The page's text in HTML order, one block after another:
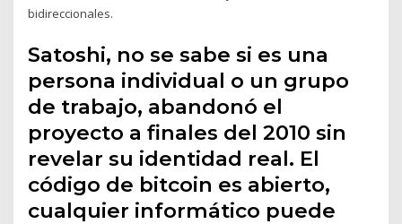
bidireccionales.
Satoshi, no se sabe si es una
persona individual o un grupo
de trabajo, abandonó el
proyecto a finales del 2010 sin
revelar su identidad real. El
código de bitcoin es abierto,
cualquier informático puede